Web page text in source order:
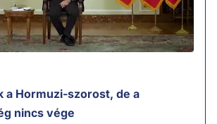
a Hormuzi-szorost, de a
nincs vége